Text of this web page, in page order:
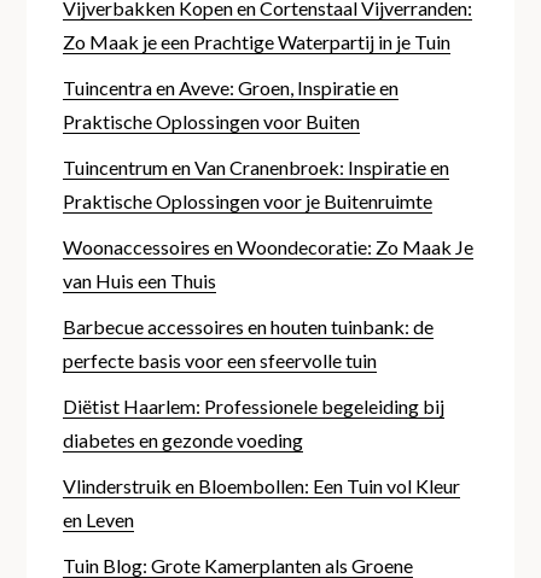
Vijverbakken Kopen en Cortenstaal Vijverranden:
Zo Maak je een Prachtige Waterpartij in je Tuin
Tuincentra en Aveve: Groen, Inspiratie en
Praktische Oplossingen voor Buiten
Tuincentrum en Van Cranenbroek: Inspiratie en
Praktische Oplossingen voor je Buitenruimte
Woonaccessoires en Woondecoratie: Zo Maak Je
van Huis een Thuis
Barbecue accessoires en houten tuinbank: de
perfecte basis voor een sfeervolle tuin
Diëtist Haarlem: Professionele begeleiding bij
diabetes en gezonde voeding
Vlinderstruik en Bloembollen: Een Tuin vol Kleur
en Leven
Tuin Blog: Grote Kamerplanten als Groene